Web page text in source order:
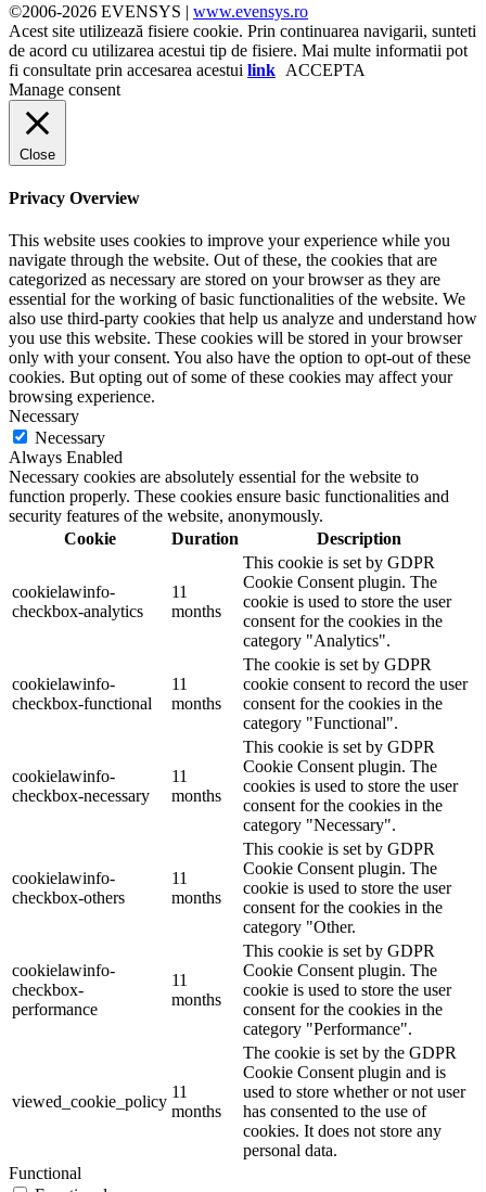
©2006-2026 EVENSYS | www.evensys.ro
Acest site utilizează fisiere cookie. Prin continuarea navigarii, sunteti
de acord cu utilizarea acestui tip de fisiere. Mai multe informatii pot
fi consultate prin accesarea acestui link ACCEPTA
Manage consent
Close
Privacy Overview
This website uses cookies to improve your experience while you
navigate through the website. Out of these, the cookies that are
categorized as necessary are stored on your browser as they are
essential for the working of basic functionalities of the website. We
also use third-party cookies that help us analyze and understand how
you use this website. These cookies will be stored in your browser
only with your consent. You also have the option to opt-out of these
cookies. But opting out of some of these cookies may affect your
browsing experience.
Necessary
Necessary
Always Enabled
Necessary cookies are absolutely essential for the website to
function properly. These cookies ensure basic functionalities and
security features of the website, anonymously.
Cookie
Duration Description
cookielawinfo-
checkbox-analytics
11
months
This cookie is set by GDPR
Cookie Consent plugin. The
cookie is used to store the user
consent for the cookies in the
category "Analytics".
cookielawinfo-
checkbox-functional
11
months
The cookie is set by GDPR
cookie consent to record the user
consent for the cookies in the
category "Functional".
cookielawinfo-
checkbox-necessary
11
months
This cookie is set by GDPR
Cookie Consent plugin. The
cookies is used to store the user
consent for the cookies in the
category "Necessary".
cookielawinfo-
checkbox-others
11
months
This cookie is set by GDPR
Cookie Consent plugin. The
cookie is used to store the user
consent for the cookies in the
category "Other.
cookielawinfo-
checkbox-
performance
11
months
This cookie is set by GDPR
Cookie Consent plugin. The
cookie is used to store the user
consent for the cookies in the
category "Performance".
viewed_cookie_policy
11
months
The cookie is set by the GDPR
Cookie Consent plugin and is
used to store whether or not user
has consented to the use of
cookies. It does not store any
personal data.
Functional